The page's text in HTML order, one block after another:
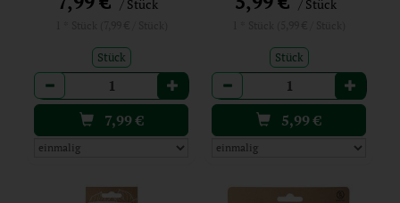
/ Stück
Stück
Anzahl
7,99€
/ Stück
Stück
Anzahl
5,99€